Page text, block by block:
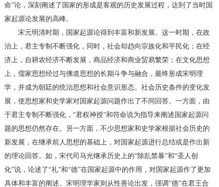
命”论，深刻阐述了国家的形成是客观的历史发展过程，达到了当时国
家起源论发展的高峰。
宋元明清时期，国家起源论得到丰富和新发展。这一时期，在政
治上，君主专制不断强化，同时，社会却趋向宗族化和平民化；在经
济上，自耕农经济不断发展，商品经济和商业贸易繁荣；在文化思想
上，儒家思想经过与佛道思想的长期斗争与融合，最终形成宋明理
学，并成为朝廷的统治思想和社会意识形态。社会历史条件的变化发
展，使思想家和史学家对国家起源问题作出了不同回答。一方面，由
于君主专制不断强化，“君权神授”和符命说为指导来阐述国家起源问
题的思想仍然存在。另一方面，不少思想家和史学家根据社会历史的
新发展，在继承前人思想的基础上，对国家起源进行总结或是作出新
的理论回答。如，宋代司马光继承历史上的“除乱禁暴”和“圣人创
化”说，论述了“礼”和“德”在国家起源中的作用，对国家起源作了更加
具体和丰富的阐述。宋明理学家则从性善论出发，强调“德”在君王合